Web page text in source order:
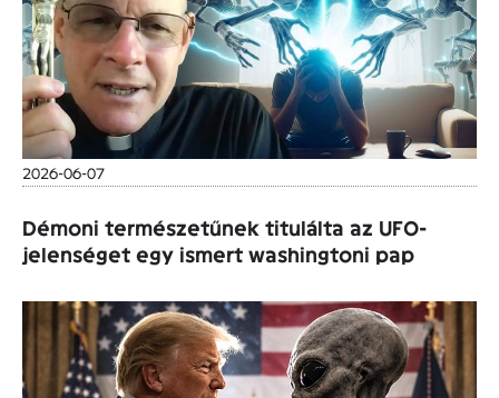
2026-06-07
Démoni természetűnek titulálta az UFO-
jelenséget egy ismert washingtoni pap